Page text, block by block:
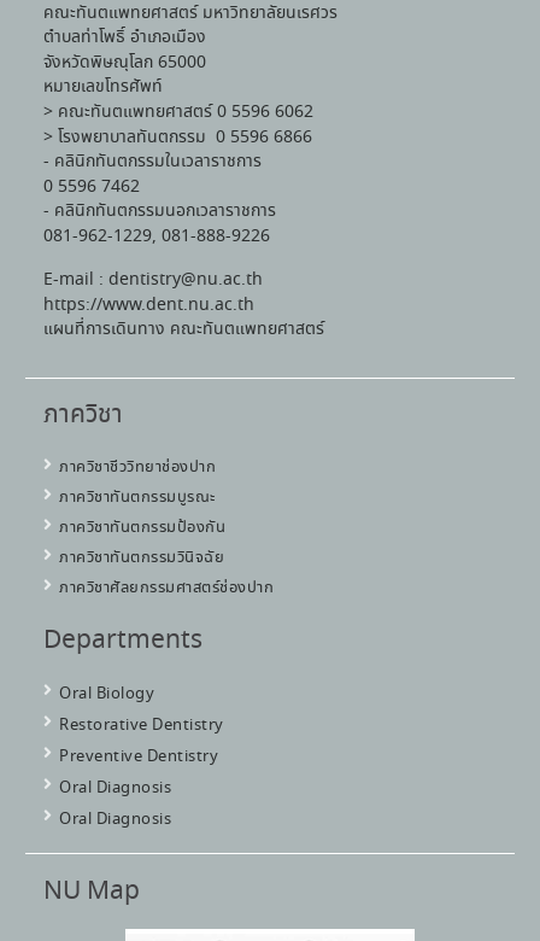
คณะทันตแพทยศาสตร์ มหาวิทยาลัยนเรศวร
ตำบลท่าโพธิ์ อำเภอเมือง
จังหวัดพิษณุโลก 65000
หมายเลขโทรศัพท์
> คณะทันตแพทยศาสตร์ 0 5596 6062
> โรงพยาบาลทันตกรรม 0 5596 6866
- คลินิกทันตกรรมในเวลาราชการ
0 5596 7462
- คลินิกทันตกรรมนอกเวลาราชการ
081-962-1229, 081-888-9226
E-mail : dentistry@nu.ac.th
https://www.dent.nu.ac.th
แผนที่การเดินทาง คณะทันตแพทยศาสตร์
ภาควิชา
ภาควิชาชีววิทยาช่องปาก
ภาควิชาทันตกรรมบูรณะ
ภาควิชาทันตกรรมป้องกัน
ภาควิชาทันตกรรมวินิจฉัย
ภาควิชาศัลยกรรมศาสตร์ช่องปาก
Departments
Oral Biology
Restorative Dentistry
Preventive Dentistry
Oral Diagnosis
Oral Diagnosis
NU Map